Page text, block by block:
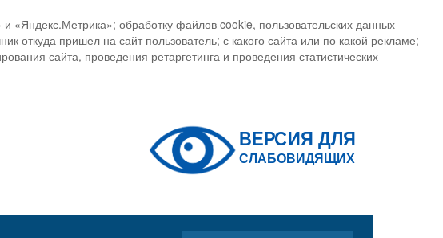
«Яндекс.Метрика»; обработку файлов cookie, пользовательских данных
откуда пришел на сайт пользователь; с какого сайта или по какой рекламе;
сайта, проведения ретаргетинга и проведения статистических